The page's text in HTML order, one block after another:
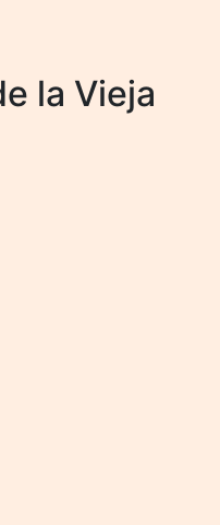
la Vieja